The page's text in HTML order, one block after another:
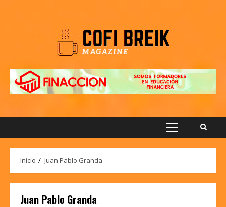
Menú
Inicio Juan Pablo Granda
Juan Pablo Granda